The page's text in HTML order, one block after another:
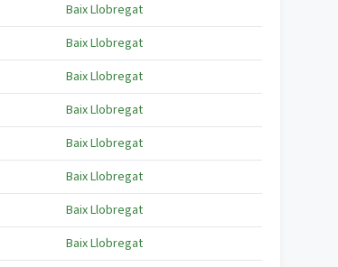
Baix Llobregat
Baix Llobregat
Baix Llobregat
Baix Llobregat
Baix Llobregat
Baix Llobregat
Baix Llobregat
Baix Llobregat